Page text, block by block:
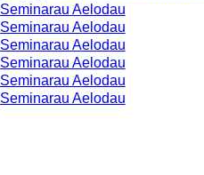
Seminarau Aelodau
Seminarau Aelodau
Seminarau Aelodau
Seminarau Aelodau
Seminarau Aelodau
Seminarau Aelodau